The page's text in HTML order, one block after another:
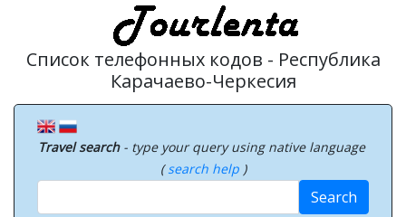
Список телефонных кодов - Республика
Карачаево-Черкесия
Travel search- type your query using native language
(search help )
Search